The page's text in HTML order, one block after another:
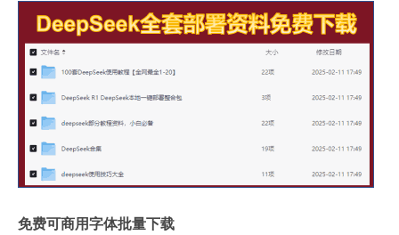
免费可商用字体批量下载